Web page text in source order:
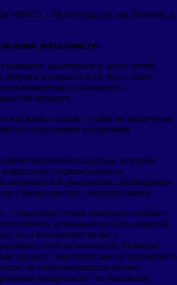
400015, г. Волгоград, пр. им. Ленина, д.
деятельности.
развитие, воспитание и досуг детей,
в возрасте 4-18 лет, а также
возрастных и психолого-
возраста.
кружков, секций, студий по различным
следующими основными
подхода, который
возрастных, индивидуальных
потребностей участников, необходимых
самораскрытия, самореализации;
следование этому принципу означает
ребенку возможности быть развитой
но и возложение на него
этой возможности. Развитие
процесс самостоятельного творческого
ее самосовершенствования.
предполагает не пассивное